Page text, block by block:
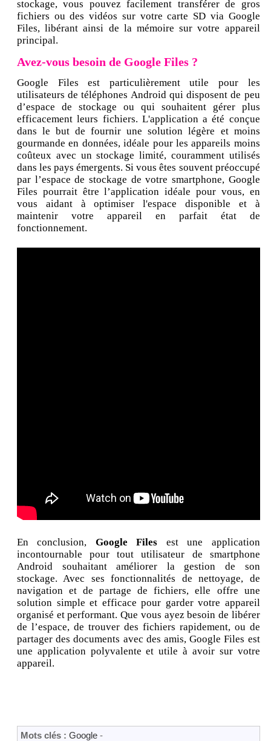
stockage, vous pouvez facilement transférer de gros
fichiers ou des vidéos sur votre carte SD via Google
Files, libérant ainsi de la mémoire sur votre appareil
principal.
Avez-vous besoin de Google Files ?
Google Files est particulièrement utile pour les
utilisateurs de téléphones Android qui disposent de peu
d’espace de stockage ou qui souhaitent gérer plus
efficacement leurs fichiers. L'application a été conçue
dans le but de fournir une solution légère et moins
gourmande en données, idéale pour les appareils moins
coûteux avec un stockage limité, couramment utilisés
dans les pays émergents. Si vous êtes souvent préoccupé
par l’espace de stockage de votre smartphone, Google
Files pourrait être l’application idéale pour vous, en
vous aidant à optimiser l'espace disponible et à
maintenir votre appareil en parfait état de
fonctionnement.
En conclusion, Google Files est une application
incontournable pour tout utilisateur de smartphone
Android souhaitant améliorer la gestion de son
stockage. Avec ses fonctionnalités de nettoyage, de
navigation et de partage de fichiers, elle offre une
solution simple et efficace pour garder votre appareil
organisé et performant. Que vous ayez besoin de libérer
de l’espace, de trouver des fichiers rapidement, ou de
partager des documents avec des amis, Google Files est
une application polyvalente et utile à avoir sur votre
appareil.
Mots clés : Google -